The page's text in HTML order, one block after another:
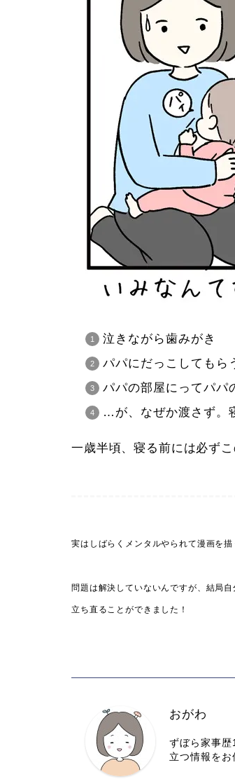
泣きながら歯みがき
パパにだっこしてもら
パパの部屋にってパパ
…が、なぜか渡さず。
一歳半頃、寝る前には必ず
実はしばらくメンタルやられて漫画を描
問題は解決していないんですが、結局
立ち直ることができました！
おがわ
ずぼら家事
立つ情報をお